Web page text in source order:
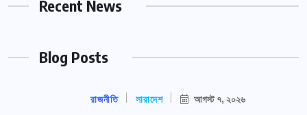
Recent News
Blog Posts
রাজনীতি সারাদেশ আগস্ট ৭, ২০২৬